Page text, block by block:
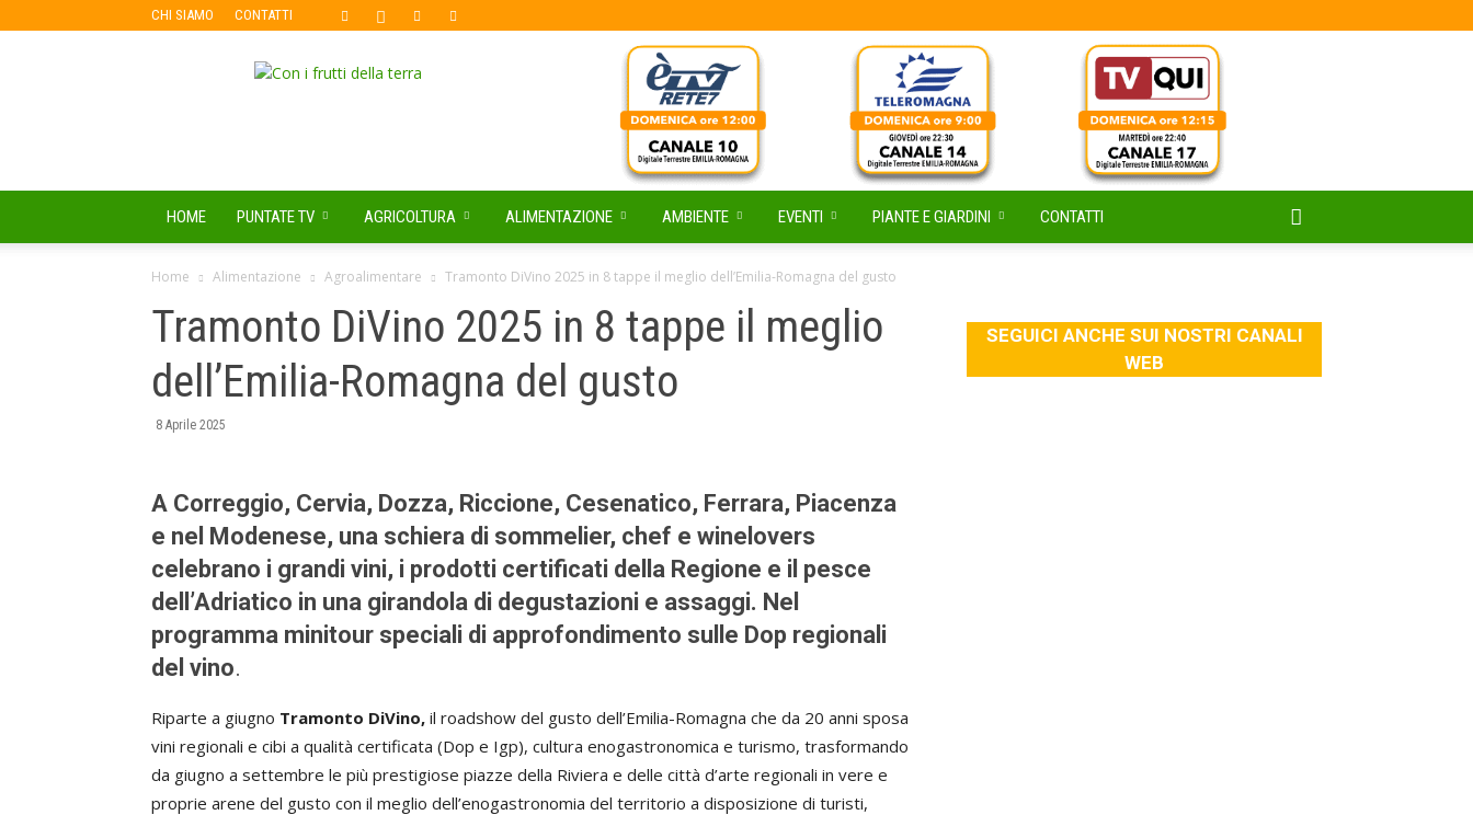
CHI SIAMO CONTATTI
Con
HOME PUNTATE TV AGRICOLTURA ALIMENTAZIONE AMBIENTE EVENTI PIANTE E GIARDINI CONTATTI
Home Alimentazione Agroalimentare Tramonto DiVino 2025 in 8 tappe il meglio dell’Emilia-Romagna del gusto
Tramonto DiVino 2025 in 8 tappe il meglio
dell’Emilia-Romagna del gusto
8 Aprile 2025
A Correggio, Cervia, Dozza, Riccione, Cesenatico, Ferrara, Piacenza
e nel Modenese, una schiera di sommelier, chef e winelovers
celebrano i grandi vini, i prodotti certificati della Regione e il pesce
dell’Adriatico in una girandola di degustazioni e assaggi. Nel
programma minitour speciali di approfondimento sulle Dop regionali
del vino.
Riparte a giugno Tramonto DiVino, il roadshow del gusto dell’Emilia-Romagna che da 20 anni sposa
vini regionali e cibi a qualità certificata (Dop e Igp), cultura enogastronomica e turismo, trasformando
da giugno a settembre le più prestigiose piazze della Riviera e delle città d’arte regionali in vere e
proprie arene del gusto con il meglio dell’enogastronomia del territorio a disposizione di turisti,
SEGUICI ANCHE SUI NOSTRI CANALI
WEB